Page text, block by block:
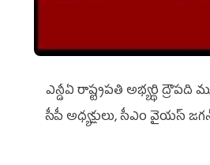
ఎన్డీఏ రాష్ట్ర‌ప‌తి అభ్య‌ర్థి ద్రౌప‌ది
సీపీ అధ్య‌క్షులు, సీఎం వైయ‌స్